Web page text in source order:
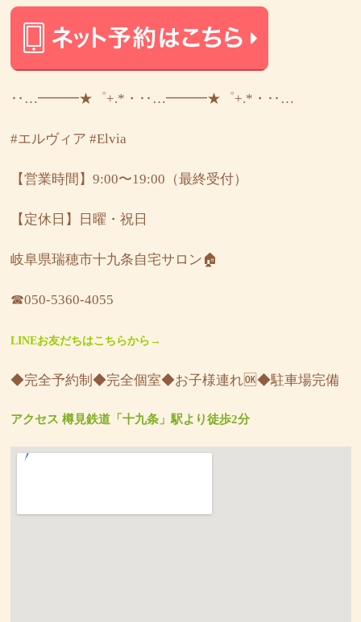
‥…━━━★゜+.*・‥…━━━★゜+.*・‥…
#エルヴィア #Elvia
【営業時間】9:00〜19:00（最終受付）
【定休日】日曜・祝日
岐阜県瑞穂市十九条自宅サロン🏠
☎︎050-5360-4055
LINEお友だちはこちらから→
◆完全予約制◆完全個室◆お子様連れ🆗◆駐車場完備
アクセス 樽見鉄道「十九条」駅より徒歩2分